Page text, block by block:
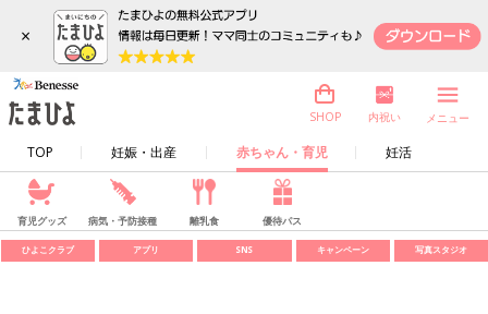
×
TOP 妊娠・出産 赤ちゃん・育児 妊活
SHOP 内祝い メニュー
育児グッズ 病気・予防接種 離乳食 優待パス
ひよこクラブ アプリ SNS キャンペーン 写真スタジオ